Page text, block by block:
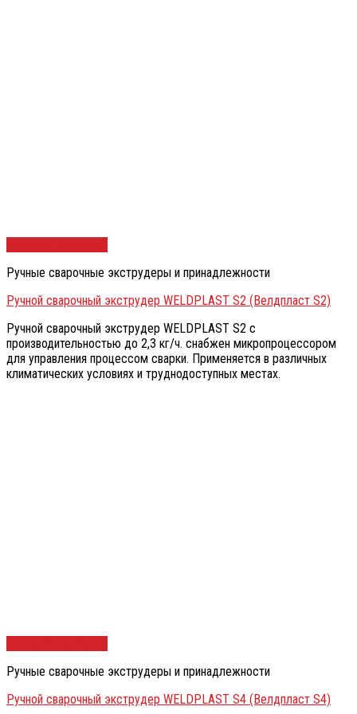
Ручные сварочные экструдеры и принадлежности
Ручной сварочный экструдер WELDPLAST S2 (Велдпласт S2)
Ручной сварочный экструдер WELDPLAST S2 с
производительностью до 2,3 кг/ч. снабжен микропроцессором
для управления процессом сварки. Применяется в различных
климатических условиях и труднодоступных местах.
Ручные сварочные экструдеры и принадлежности
Ручной сварочный экструдер WELDPLAST S4 (Велдпласт S4)